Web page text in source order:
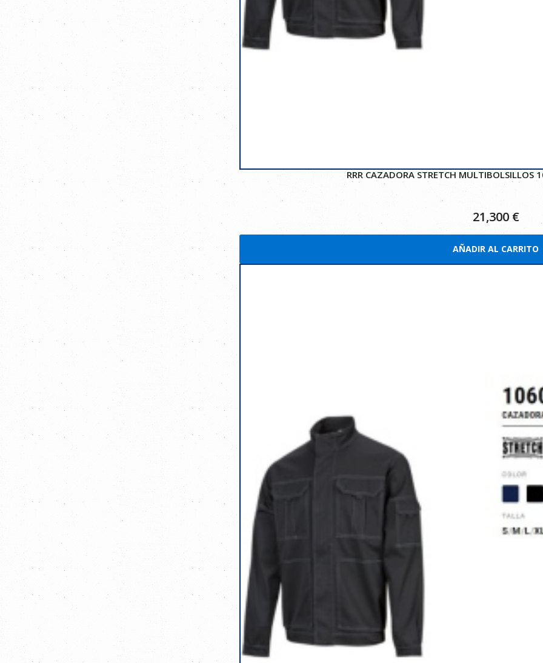
RRR CAZADORA STRETCH MULTIBOLSILLOS
21,300 €
AÑADIR AL CARRITO